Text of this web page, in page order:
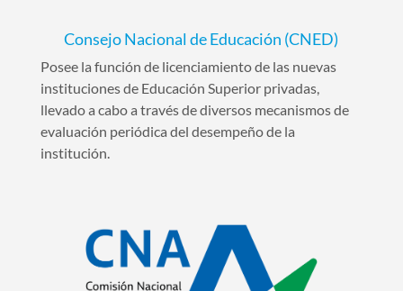
Consejo Nacional de Educación (CNED)
Posee la función de licenciamiento de las nuevas
instituciones de Educación Superior privadas,
llevado a cabo a través de diversos mecanismos de
evaluación periódica del desempeño de la
institución.